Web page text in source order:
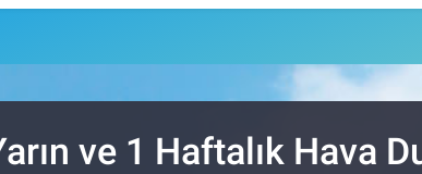
ve 1 Haftalık Hava